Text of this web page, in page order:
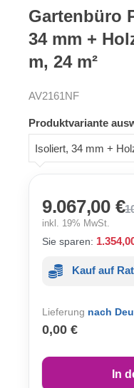
Gartenbüro
34 mm +
m, 24 m²
AV2161NF
Produktvariante
Isoliert, 34 mm +
9.067,00 €
inkl. 19% MwSt.
Sie sparen:
Kauf auf
Lieferung nach
0,00 €
In